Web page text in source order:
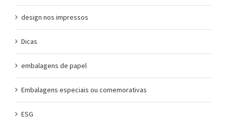
design nos impressos
Dicas
embalagens de papel
Embalagens especiais ou comemorativas
ESG